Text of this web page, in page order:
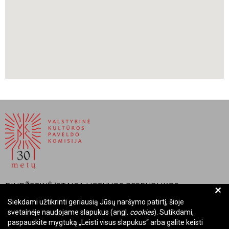
BIUDŽETINĖ ĮSTAIGA LIETUVOS RESPUBLIKOS
VALSTYBINĖ KULTŪROS PAVELDO KOMISIJA
Įmonės kodas: Juridinių asmenų registre 288700520
+
Siekdami užtikrinti geriausią Jūsų naršymo patirtį, šioje
svetainėje naudojame slapukus (angl. cookies). Sutikdami,
paspauskite mygtuką „Leisti visus slapukus“ arba galite keisti